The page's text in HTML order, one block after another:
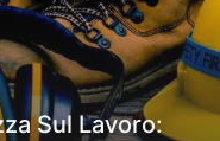
Sul Lavoro: